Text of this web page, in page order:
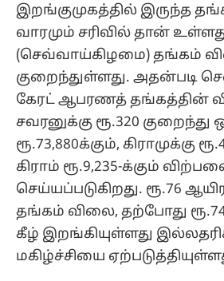
இறங்குமுகத்தில் இருந்த
வாரமும் சரிவில் தான்
(செவ்வாய்கிழமை) தங்கம்
குறைந்துள்ளது. அதன்படி
கேரட் ஆபரணத் தங்கத்தின்
சவரனுக்கு ரூ.320 குறைந்து
ரூ.73,880க்கும், கிராமுக்கு
கிராம் ரூ.9,235-க்கும்
செய்யப்படுகிறது. ரூ.76
தங்கம் விலை, தற்போது
கீழ் இறங்கியுள்ளது
மகிழ்ச்சியை